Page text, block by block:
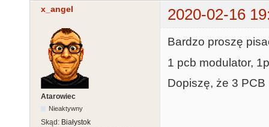
x_angel 2020-02-16
Atarowiec
Nieaktywny
Skąd: Białystok
Bardzo proszę
1 pcb modulator,
Dopiszę, że 3